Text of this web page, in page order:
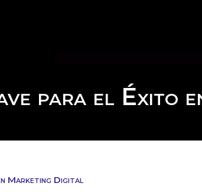
para el Éxito
Marketing Digital